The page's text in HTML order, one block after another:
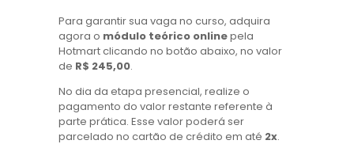
Para garantir sua vaga no curso, adquira
agora o módulo teórico onlinepela
Hotmart clicando no botão abaixo, no valor
de R$ 245,00.
No dia da etapa presencial, realize o
pagamento do valor restante referente à
parte prática. Esse valor poderá ser
parcelado no cartão de crédito em até 2x.